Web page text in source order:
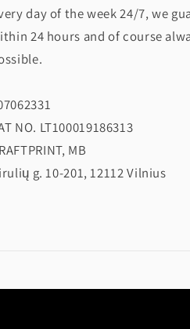
day of the week 24/7, we
24 hours and of course
NO. LT100019186313
MB
g. 10-201, 12112 Vilnius